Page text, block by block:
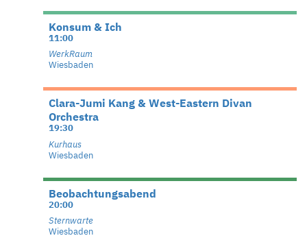
Konsum & Ich
11:00
WerkRaum
Wiesbaden
Clara-Jumi Kang & West-Eastern Divan
Orchestra
19:30
Kurhaus
Wiesbaden
Beobachtungsabend
20:00
Sternwarte
Wiesbaden